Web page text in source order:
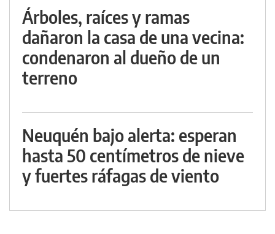
Árboles, raíces y ramas
dañaron la casa de una vecina:
condenaron al dueño de un
terreno
Neuquén bajo alerta: esperan
hasta 50 centímetros de nieve
y fuertes ráfagas de viento